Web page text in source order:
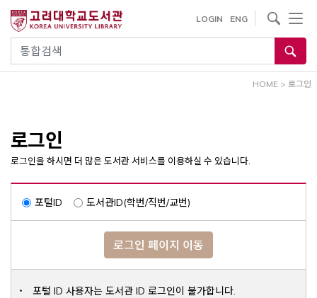
건
통합검색
LOGIN ENG
사이트내 검색
HOME > 로그인
로그인
로그인을 하시면 더 많은 도서관 서비스를 이용하실 수 있습니다.
포털ID 도서관ID(학번/직번/교번)
로그인 페이지 이동
포털 ID 사용자는 도서관 ID 로그인이 불가합니다.